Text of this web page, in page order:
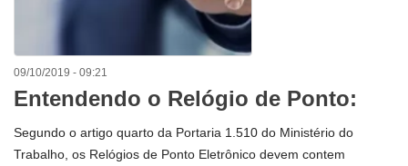
09/10/2019 - 09:21
Entendendo o Relógio de Ponto:
quais requisitos devem constar em
um REP?
Segundo o artigo quarto da Portaria 1.510 do Ministério do
Trabalho, os Relógios de Ponto Eletrônico devem contem